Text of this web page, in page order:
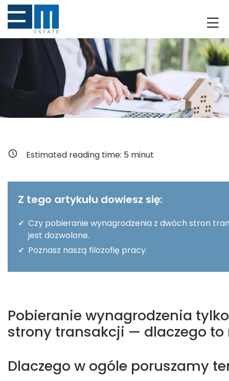
O NAS
KLIENCI
RYNEK DEWELOPERSKI
KONTAKT
Estimated reading time: 5 minut
Z tego artykułu dowiesz się:
Czy pobieranie wynagrodzenia z dwóch stron
jest dozwolone.
✔
Poznasz naszą filozofię pracy.
✔
Pobieranie wynagrodzenia
strony transakcji — dlaczego to
Dlaczego w ogóle poruszamy